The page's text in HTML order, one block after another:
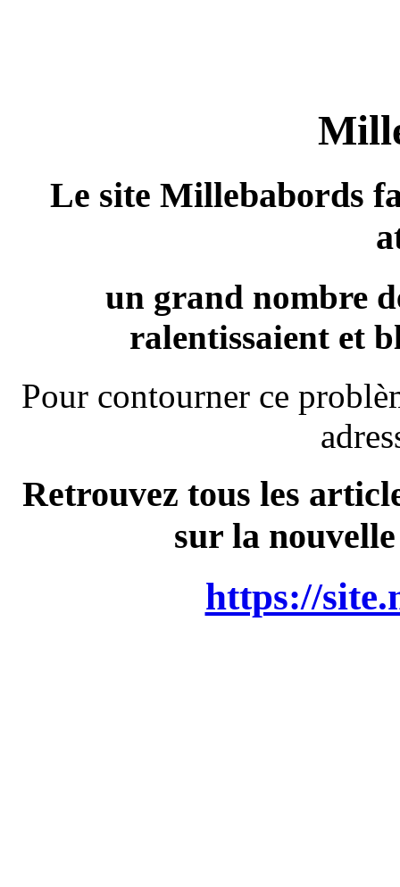
Le site Millebabords
un grand nombre
ralentissaient et
Pour contourner ce
Retrouvez tous les
sur la
https://